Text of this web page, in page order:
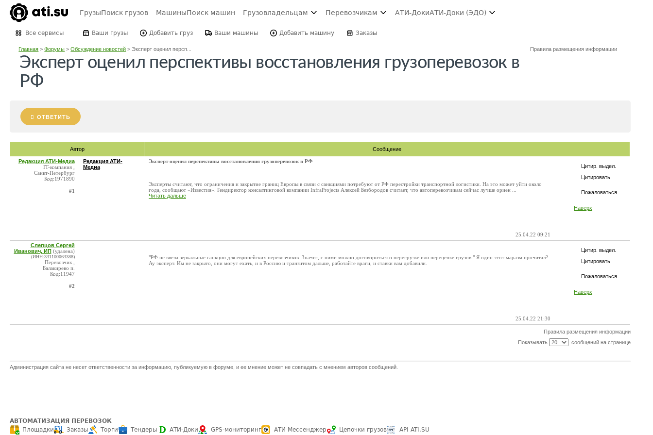
ГрузыПоиск грузов МашиныПоиск машин Грузовладельцам Перевозчикам АТИ-ДокиАТИ-Доки (ЭДО)
Все сервисы Ваши грузы Добавить груз Ваши машины Добавить машину Заказы
Главная >Форумы >Обсуждение новостей >Эксперт оценил персп... Правила размещения информации
Эксперт оценил перспективы восстановления грузоперевозок в
РФ
ОТВЕТИТЬ
Автор Сообщение
Цитир. выдел.
Цитировать
Пожаловаться
Наверх
Редакция АТИ-Медиа
IT-компания ,
Санкт-Петербург
Код:1971890
#1
Редакция АТИ-
Медиа
Эксперт оценил перспективы восстановления грузоперевозок в РФ
Эксперты считают, что ограничения и закрытие границ Европы в связи с санкциями потребуют от РФ перестройки транспортной логистики. На это может уйти около
года, сообщают «Известия». Гендиректор консалтинговой компании InfraProjects Алексей Безбородов считает, что автоперевозчикам сейчас лучше ориен ...
Читать дальше
25.04.22 09:21
Цитир. выдел.
Цитировать
Пожаловаться
Наверх
Слепцов Сергей
Иванович, ИП (удалена)
(ИНН:331100063388)
Перевозчик ,
Балакирево п.
Код:11947
#2
"РФ не ввела зеркальные санкции для европейских перевозчиков. Значит, с ними можно договориться о перегрузке или перецепке грузов." Я один этот маразм прочитал?
Ау эксперт. Им не закрыто, они могут ехать, и в Россию и транзитом дальше, работайте враги, и ставки вам добавили.
25.04.22 21:30
Правила размещения информации
Показывать
сообщений на странице
Администрация сайта не несет ответственности за информацию, публикуемую в форуме, и ее мнение может не совпадать с мнением авторов сообщений.
АВТОМАТИЗАЦИЯ ПЕРЕВОЗОК
Площадки
Заказы Торги Тендеры АТИ-Доки GPS-мониторинг АТИ Мессенджер Цепочки грузов API ATI.SU